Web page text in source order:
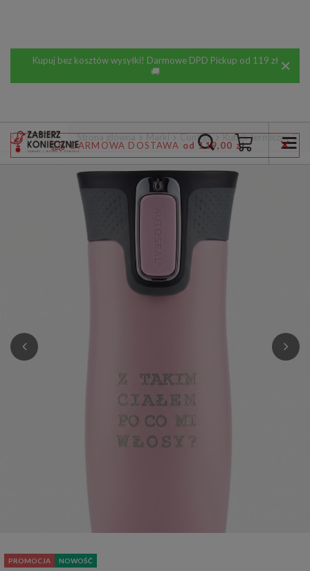
Kupuj bez kosztów wysyłki! Darmowe DPD Pickup od 119 zł
🚚
DARMOWA DOSTAWA od 119,00 zł
Wstecz Strona główna Marki Contigo Kubek termiczny
PROMOCJA NOWOŚĆ